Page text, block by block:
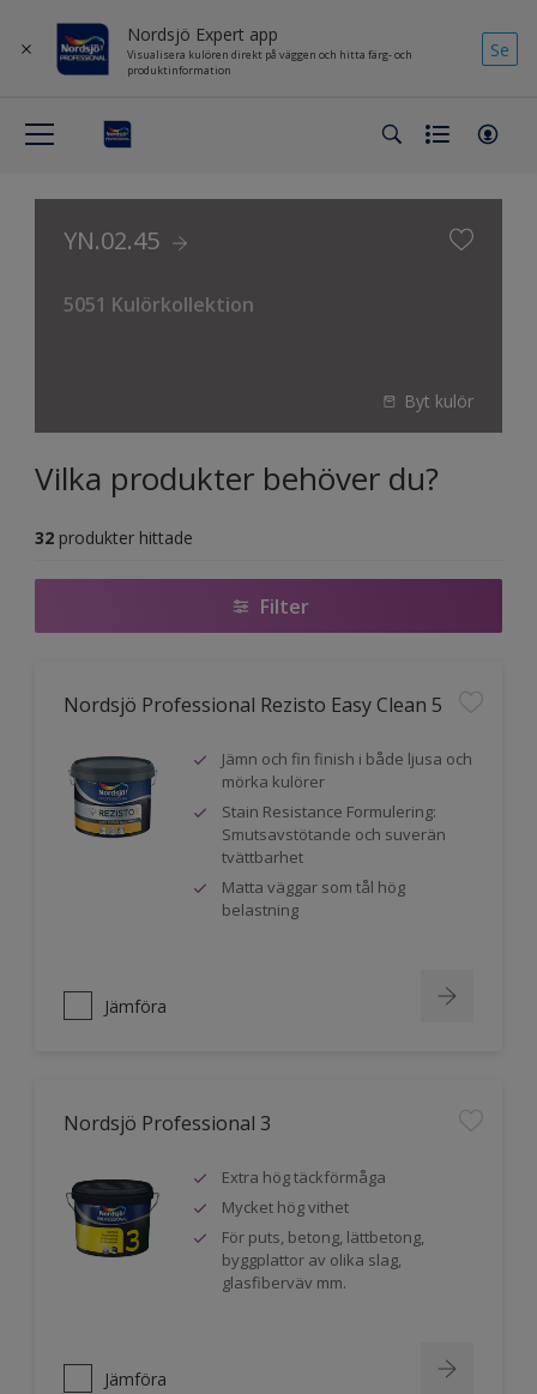
Nordsjö Expert app
Visualisera kulören direkt på väggen och hitta färg- och
produktinformation
Se
YN.02.45
5051 Kulörkollektion
Byt kulör
Vilka produkter behöver du?
32 produkter hittade
Filter
Nordsjö Professional Rezisto Easy Clean 5
Jämn och fin finish i både ljusa och
mörka kulörer
Stain Resistance Formulering:
Smutsavstötande och suverän
tvättbarhet
Matta väggar som tål hög
belastning
Jämföra
Nordsjö Professional 3
Extra hög täckförmåga
Mycket hög vithet
För puts, betong, lättbetong,
byggplattor av olika slag,
glasfiberväv mm.
Jämföra